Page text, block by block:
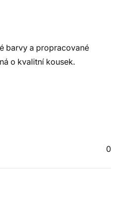
barvy a propracované
o kvalitní kousek.
0